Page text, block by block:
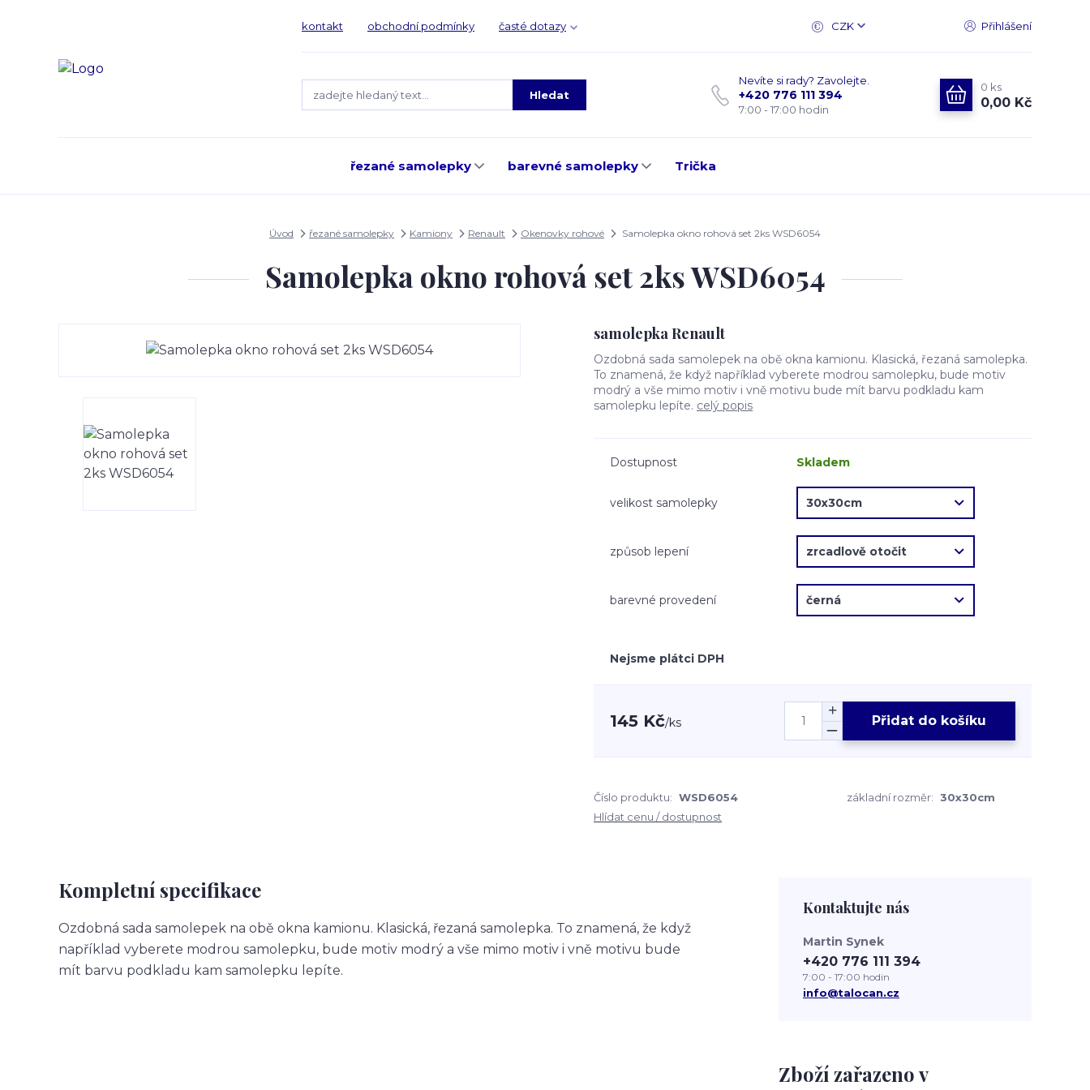
kontakt obchodní podmínky časté dotazy CZK Přihlášení
Hledat
Nevíte si rady? Zavolejte.
+420 776 111 394
7:00 - 17:00 hodin
0 ks
0,00 Kč
řezané samolepky barevné samolepky Trička
Úvod řezané samolepky Kamiony Renault Okenovky rohové Samolepka okno rohová set 2ks WSD6054
Samolepka okno rohová set 2ks WSD6054
samolepka Renault
Ozdobná sada samolepek na obě okna kamionu. Klasická, řezaná samolepka.
To znamená, že když například vyberete modrou samolepku, bude motiv
modrý a vše mimo motiv i vně motivu bude mít barvu podkladu kam
samolepku lepíte. celý popis
Dostupnost Skladem
velikost samolepky
způsob lepení
barevné provedení
Nejsme plátci DPH
145 Kč/ks Přidat do košíku
Číslo produktu: WSD6054 základní rozměr: 30x30cm
Hlídat cenu / dostupnost
Kompletní specifikace
Ozdobná sada samolepek na obě okna kamionu. Klasická, řezaná samolepka. To znamená, že když
například vyberete modrou samolepku, bude motiv modrý a vše mimo motiv i vně motivu bude
mít barvu podkladu kam samolepku lepíte.
Zboží zařazeno v
Kontaktujte nás
Martin Synek
+420 776 111 394
7:00 - 17:00 hodin
info@talocan.cz